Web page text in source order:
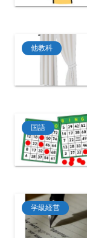
他教科
国語
学級経営